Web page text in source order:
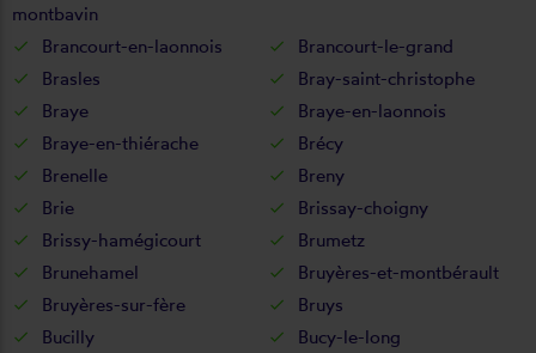
montbavin
Brancourt-en-laonnois
Brancourt-le-grand
Brasles
Bray-saint-christophe
Braye
Braye-en-laonnois
Braye-en-thiérache
Brécy
Brenelle
Breny
Brie
Brissay-choigny
Brissy-hamégicourt
Brumetz
Brunehamel
Bruyères-et-montbérault
Bruyères-sur-fère
Bruys
Bucilly
Bucy-le-long